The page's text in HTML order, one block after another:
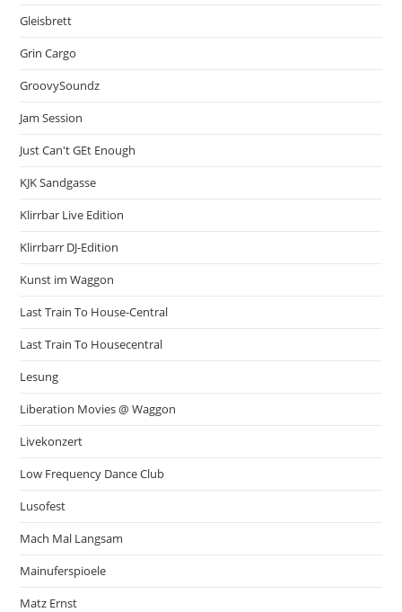
Gleisbrett
Grin Cargo
GroovySoundz
Jam Session
Just Can't GEt Enough
KJK Sandgasse
Klirrbar Live Edition
Klirrbarr DJ-Edition
Kunst im Waggon
Last Train To House-Central
Last Train To Housecentral
Lesung
Liberation Movies @ Waggon
Livekonzert
Low Frequency Dance Club
Lusofest
Mach Mal Langsam
Mainuferspioele
Matz Ernst